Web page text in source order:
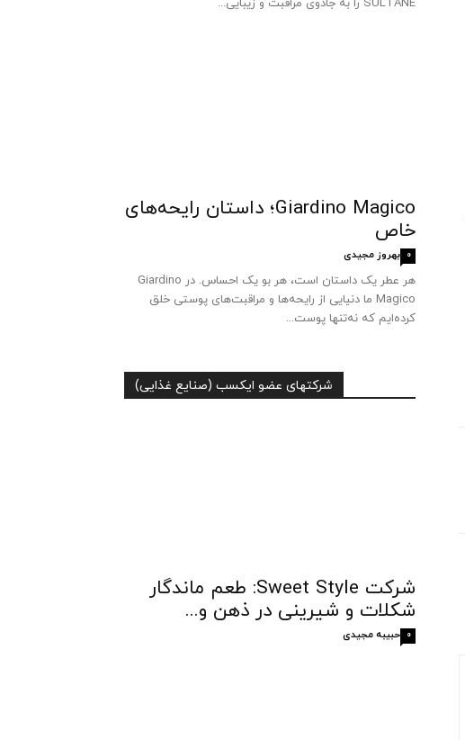
SULTANE را به جادوی مراقبت و زیبایی...
Giardino Magico؛ داستان رایحه‌های
خاص
بهروز مجیدی 0
هر عطر یک داستان است، هر بو یک احساس. در Giardino
Magico ما دنیایی از رایحه‌ها و مراقبت‌های پوستی خلق
کرده‌ایم که نه‌تنها پوست...
شرکتهای عضو ایکسب (صنایع غذایی)
شرکت Sweet Style: طعم ماندگار
شکلات و شیرینی در ذهن و...
حبیبه مجیدی 0